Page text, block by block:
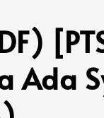
Ada